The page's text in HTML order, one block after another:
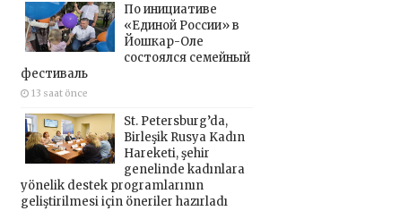
По инициативе
«Единой России» в
Йошкар-Оле
состоялся семейный
фестиваль
13 saat önce
St. Petersburg’da,
Birleşik Rusya Kadın
Hareketi, şehir
genelinde kadınlara
yönelik destek programlarının
geliştirilmesi için öneriler hazırladı